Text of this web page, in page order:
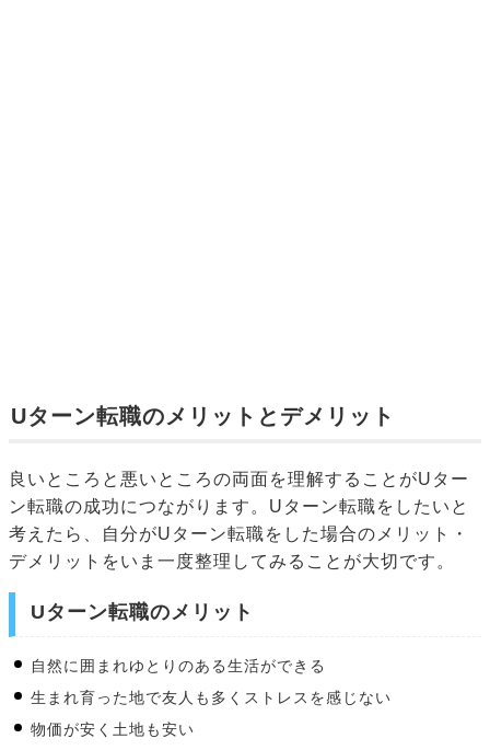
Uターン転職のメリットとデメリット
良いところと悪いところの両面を理解することがUター
ン転職の成功につながります。Uターン転職をしたいと
考えたら、自分がUターン転職をした場合のメリット・
デメリットをいま一度整理してみることが大切です。
Uターン転職のメリット
自然に囲まれゆとりのある生活ができる
生まれ育った地で友人も多くストレスを感じない
物価が安く土地も安い